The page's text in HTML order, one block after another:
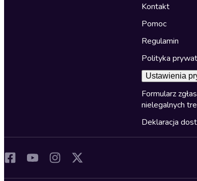
Kontakt
Pomoc
Regulamin
Polityka
Ustawienia
Formularz
nielegalnych
Deklaracja